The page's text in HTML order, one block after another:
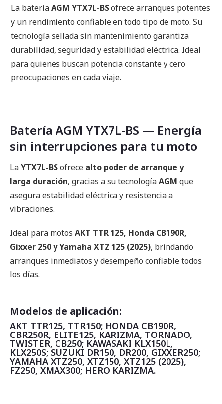
La bateríaAGM YTX7L-BSofrece arranques potentes
y un rendimiento confiable en todo tipo de moto. Su
tecnología sellada sin mantenimiento garantiza
durabilidad, seguridad y estabilidad eléctrica. Ideal
para quienes buscan potencia constante y cero
preocupaciones en cada viaje.
Batería AGM YTX7L-BS — Energía
sin interrupciones para tu moto
LaYTX7L-BSofrece alto poder de arranque y
larga duración, gracias a su tecnologíaAGM que
asegura estabilidad eléctrica y resistencia a
vibraciones.
Ideal para motos AKT TTR 125, Honda CB190R,
Gixxer 250 y Yamaha XTZ 125 (2025), brindando
arranques inmediatos y desempeño confiable todos
los días.
Modelos de aplicación:
AKT TTR125, TTR150; HONDA CB190R,
CBR250R, ELITE125, KARIZMA, TORNADO,
TWISTER, CB250; KAWASAKI KLX150L,
KLX250S; SUZUKI DR150, DR200, GIXXER250;
YAMAHA XTZ250, XTZ150, XTZ125 (2025),
FZ250, XMAX300; HERO KARIZMA.